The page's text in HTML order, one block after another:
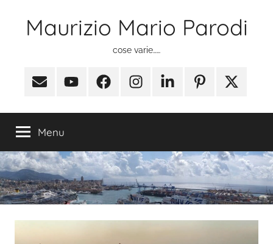
Maurizio Mario Parodi
cose varie……
Email YoutubeFacebookInstagramLinkedinPinterest
X
Twitter)
Menu